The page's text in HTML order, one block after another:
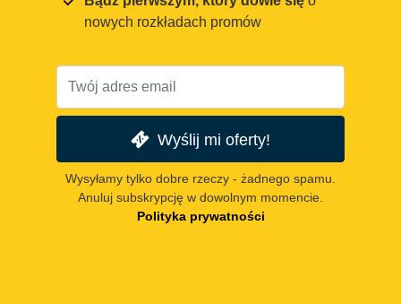
nowych rozkładach promów
Wyślij mi oferty!
Wysyłamy tylko dobre rzeczy - żadnego spamu.
Anuluj subskrypcję w dowolnym momencie.
Polityka prywatności